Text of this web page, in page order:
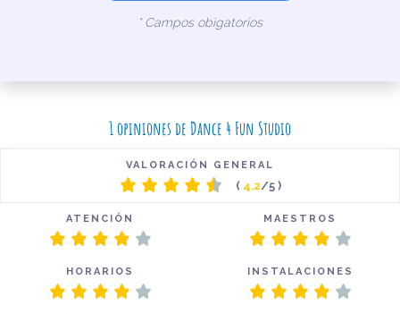
* Campos obigatorios
1 opiniones de Dance 4 Fun Studio
VALORACIÓN GENERAL
( 4.2/5 )
ATENCIÓN MAESTROS
HORARIOS INSTALACIONES